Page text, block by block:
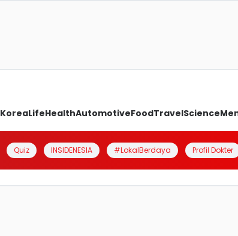
KoreaLifeHealthAutomotiveFoodTravelScience
Quiz INSIDENESIA #LokalBerdaya Profil Dokter